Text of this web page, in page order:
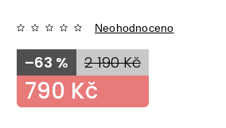
Neohodnoceno
2 190 Kč
–63 %
790 Kč